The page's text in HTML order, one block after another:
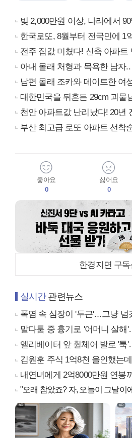
빚 2,000만원 이상, 나라에서
한국로또, 8월부터 전국민에 1
전주 집값 미쳤다! 신축 아파트
아내 몰래 처형과 목욕한 남자
남편 몰래 조카와 데이트한 여
대한민국을 뒤흔든 29cm 괴물
천안 아파트값 난리났다! 20년
부산 최고급 로또 아파트 선착
좋아요
0
싫어요
0
한경지면 구독
실시간관련뉴스
폭염 속 심장이 '두근'…그냥 넘
말다툼 중 흉기로 '어머니 살해
엘리베이터 앞 휠체어 발로 '
김원훈 주식 1억8천 올인했는
내연녀에게 2억8000만원 연
"오래 참았죠? 자, 오늘이 그날이